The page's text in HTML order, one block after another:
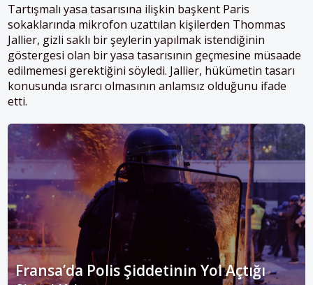
Tartışmalı yasa tasarısına ilişkin başkent Paris
sokaklarında mikrofon uzattılan kişilerden Thommas
Jallier, gizli saklı bir şeylerin yapılmak istendiğinin
göstergesi olan bir yasa tasarısının geçmesine müsaade
edilmemesi gerektiğini söyledi. Jallier, hükümetin tasarı
konusunda ısrarcı olmasının anlamsız olduğunu ifade
etti.
Fransa’da Polis Şiddetinin Yol Açtığı